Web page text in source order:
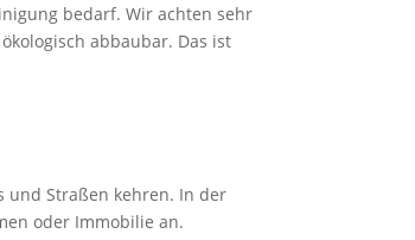
bedarf. Wir achten sehr
abbaubar. Das ist
und Straßen kehren. In der
oder Immobilie an.